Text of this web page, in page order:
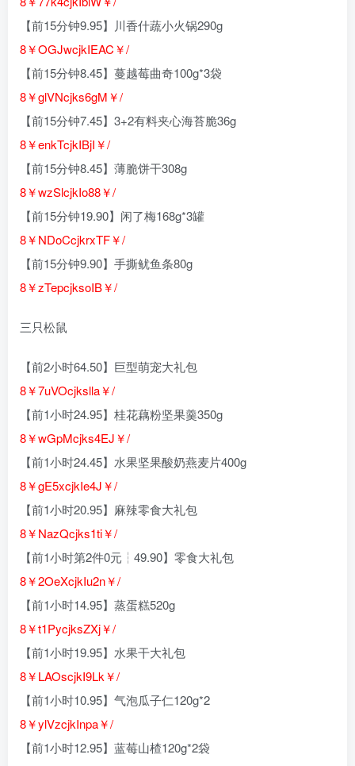
【前15分钟9.95】川香什蔬小火锅290g
8￥OGJwcjkIEAC￥/
【前15分钟8.45】蔓越莓曲奇100g*3袋
8￥glVNcjks6gM￥/
【前15分钟7.45】3+2有料夹心海苔脆36g
8￥enkTcjkIBjI￥/
【前15分钟8.45】薄脆饼干308g
8￥wzSlcjkIo88￥/
【前15分钟19.90】闲了梅168g*3罐
8￥NDoCcjkrxTF￥/
【前15分钟9.90】手撕鱿鱼条80g
8￥zTepcjksoIB￥/
三只松鼠
【前2小时64.50】巨型萌宠大礼包
8￥7uVOcjkslla￥/
【前1小时24.95】桂花藕粉坚果羹350g
8￥wGpMcjks4EJ￥/
【前1小时24.45】水果坚果酸奶燕麦片400g
8￥gE5xcjkIe4J￥/
【前1小时20.95】麻辣零食大礼包
8￥NazQcjks1ti￥/
【前1小时第2件0元┆49.90】零食大礼包
8￥2OeXcjkIu2n￥/
【前1小时14.95】蒸蛋糕520g
8￥t1PycjksZXj￥/
【前1小时19.95】水果干大礼包
8￥LAOscjkI9Lk￥/
【前1小时10.95】气泡瓜子仁120g*2
8￥ylVzcjkInpa￥/
【前1小时12.95】蓝莓山楂120g*2袋